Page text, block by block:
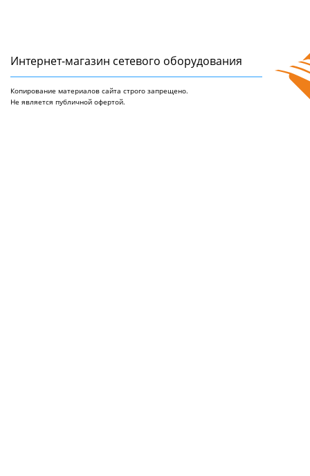
Интернет-магазин сетeвого оборудования
Копирование материалов сайта строго запрещено.
Не является публичной офертой.